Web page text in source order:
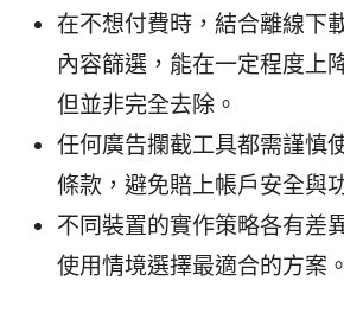
在不想付費時，結合離線下
內容篩選，能在一定程度上
但並非完全去除。
任何廣告攔截工具都需謹慎
條款，避免賠上帳戶安全與
不同裝置的實作策略各有差
使用情境選擇最適合的方案。